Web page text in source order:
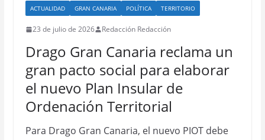
ACTUALIDAD GRAN CANARIA POLÍTICA TERRITORIO
23 de julio de 2026 Redacción Redacción
Drago Gran Canaria reclama un
gran pacto social para elaborar
el nuevo Plan Insular de
Ordenación Territorial
Para Drago Gran Canaria, el nuevo PIOT debe